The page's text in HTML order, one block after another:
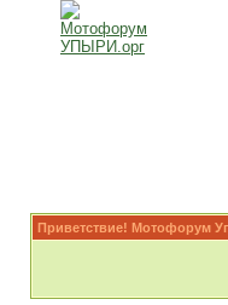
Приветствие! Мотофорум